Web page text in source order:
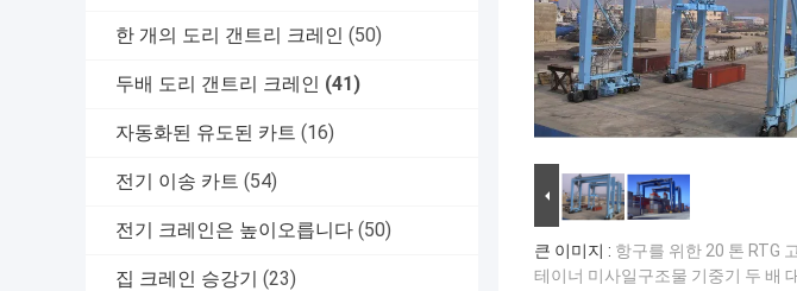
한 개의 도리 갠트리 크레인 (50)
두배 도리 갠트리 크레인 (41)
자동화된 유도된 카트 (16)
전기 이송 카트 (54)
전기 크레인은 높이오릅니다 (50)
집 크레인 승강기 (23)
큰 이미지 : 항구를 위한 20 톤 RTG
테이너 미사일구조물 기중기 두 배